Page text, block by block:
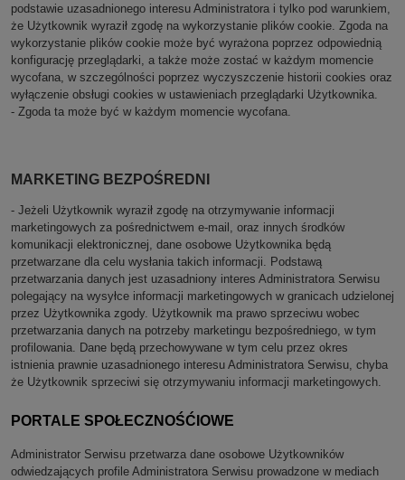
podstawie uzasadnionego interesu Administratora i tylko pod warunkiem,
że Użytkownik wyraził zgodę na wykorzystanie plików cookie. Zgoda na
wykorzystanie plików cookie może być wyrażona poprzez odpowiednią
konfigurację przeglądarki, a także może zostać w każdym momencie
wycofana, w szczególności poprzez wyczyszczenie historii cookies oraz
wyłączenie obsługi cookies w ustawieniach przeglądarki Użytkownika.
- Zgoda ta może być w każdym momencie wycofana.
MARKETING BEZPOŚREDNI
- Jeżeli Użytkownik wyraził zgodę na otrzymywanie informacji
marketingowych za pośrednictwem e-mail, oraz innych środków
komunikacji elektronicznej, dane osobowe Użytkownika będą
przetwarzane dla celu wysłania takich informacji. Podstawą
przetwarzania danych jest uzasadniony interes Administratora Serwisu
polegający na wysyłce informacji marketingowych w granicach udzielonej
przez Użytkownika zgody. Użytkownik ma prawo sprzeciwu wobec
przetwarzania danych na potrzeby marketingu bezpośredniego, w tym
profilowania. Dane będą przechowywane w tym celu przez okres
istnienia prawnie uzasadnionego interesu Administratora Serwisu, chyba
że Użytkownik sprzeciwi się otrzymywaniu informacji marketingowych.
PORTALE SPOŁECZNOŚĆIOWE
Administrator Serwisu przetwarza dane osobowe Użytkowników
odwiedzających profile Administratora Serwisu prowadzone w mediach